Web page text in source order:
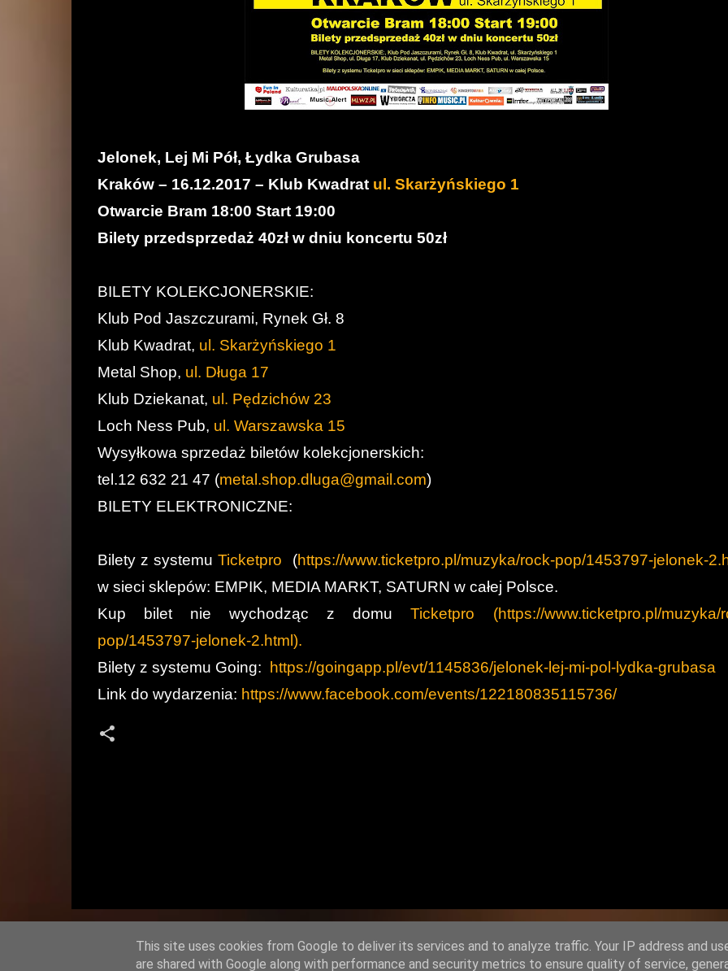
Jelonek, Lej Mi Pół, Łydka Grubasa
Kraków – 16.12.2017 – Klub Kwadrat ul. Skarżyńskiego 1
Otwarcie Bram 18:00 Start 19:00
Bilety przedsprzedaż 40zł w dniu koncertu 50zł
BILETY KOLEKCJONERSKIE:
Klub Pod Jaszczurami, Rynek Gł. 8
Klub Kwadrat, ul. Skarżyńskiego 1
Metal Shop, ul. Długa 17
Klub Dziekanat, ul. Pędzichów 23
Loch Ness Pub, ul. Warszawska 15
Wysyłkowa sprzedaż biletów kolekcjonerskich:
tel.12 632 21 47 (metal.shop.dluga@gmail.com)
BILETY ELEKTRONICZNE:
Bilety z systemuTicketpro (https://www.ticketpro.pl/muzyka/rock-pop/1453797-jelonek-
w sieci sklepów: EMPIK, MEDIA MARKT, SATURN w całej Polsce.
Kup bilet nie wychodząc z domuTicketpro (https://www.ticketpro.pl/muzyka/
pop/1453797-jelonek-2.html).
Bilety z systemu Going:
https://goingapp.pl/evt/1145836/jelonek-lej-mi-pol-lydka-grubasa
Link do wydarzenia: https://www.facebook.com/events/122180835115736/
n
Obsługiwane przez usługę Blogger
This site uses cookies from Google to deliver its services and to analyze traffic. Your IP address and
are shared with Google along with performance and security metrics to ensure quality of service,